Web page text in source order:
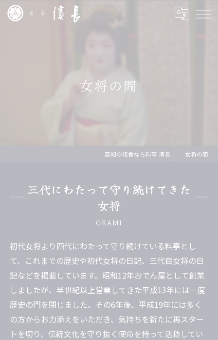
女将の間
高知の和食なら料亭 濱長 女将の間
三代にわたって守り続けてきた
女将
OKAMI
初代女将より四代にわたって守り続けている料亭とし
て、これまでの歴史や初代女将の日記、三代目女将の日
記などを掲載しています。昭和12年おでん屋として創業
しましたが、半世紀以上営業してきた平成13年には一度
歴史の門を閉じました。その6年後、平成19年には多く
の方からお力添えをいただき、気持ちを新たに再スター
トを切り、伝統文化を守り抜く使命を持って活動してい